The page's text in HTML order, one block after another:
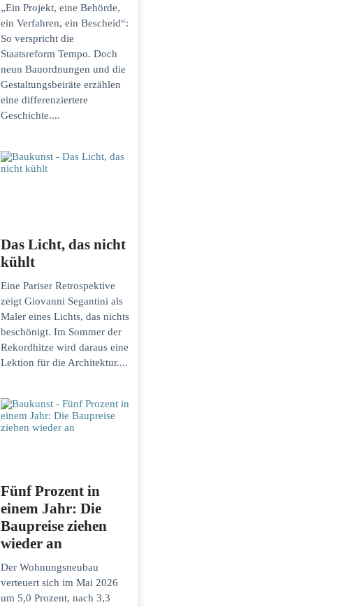
„Ein Projekt, eine Behörde,
ein Verfahren, ein Bescheid“:
So verspricht die
Staatsreform Tempo. Doch
neun Bauordnungen und die
Gestaltungsbeiräte erzählen
eine differenziertere
Geschichte....
Das Licht, das nicht
kühlt
Eine Pariser Retrospektive
zeigt Giovanni Segantini als
Maler eines Lichts, das nichts
beschönigt. Im Sommer der
Rekordhitze wird daraus eine
Lektion für die Architektur....
Fünf Prozent in
einem Jahr: Die
Baupreise ziehen
wieder an
Der Wohnungsneubau
verteuert sich im Mai 2026
um 5,0 Prozent, nach 3,3